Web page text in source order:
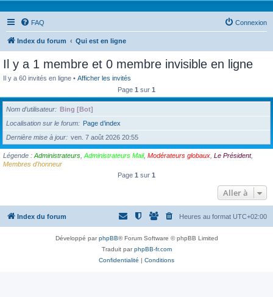
FAQ Connexion
Index du forum Qui est en ligne
Il y a 1 membre et 0 membre invisible en ligne
Il y a 60 invités en ligne • Afficher les invités
Page 1 sur 1
Nom d’utilisateur
Bing [Bot]
Localisation sur le forum
Page d’index
Dernière mise à jour
ven. 7 août 2026 20:55
Légende : Administrateurs Administrateurs Mail, Modérateurs globaux Le Président,
Membres d'honneur
Page 1 sur 1
Aller à
Index du forum Heures au format UTC+02:00
Développé parphpBB® Forum Software © phpBB Limited
Traduit parphpBB-fr.com
Confidentialité | Conditions